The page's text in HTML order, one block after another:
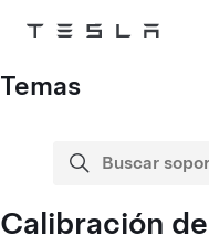
Tesla
Temas
Buscar soporte
buscar
Calibración